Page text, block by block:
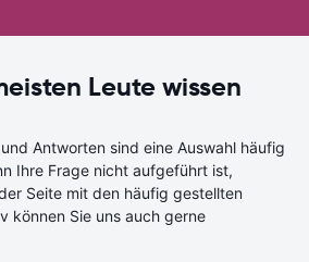
Leute wissen
Antworten sind eine Auswahl häufig
Ihre Frage nicht aufgeführt ist,
Seite mit den häufig gestellten
können Sie uns auch gerne